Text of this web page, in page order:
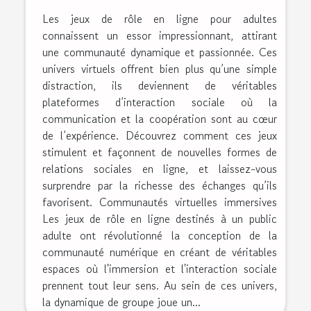
Les jeux de rôle en ligne pour adultes
connaissent un essor impressionnant, attirant
une communauté dynamique et passionnée. Ces
univers virtuels offrent bien plus qu’une simple
distraction, ils deviennent de véritables
plateformes d’interaction sociale où la
communication et la coopération sont au cœur
de l’expérience. Découvrez comment ces jeux
stimulent et façonnent de nouvelles formes de
relations sociales en ligne, et laissez-vous
surprendre par la richesse des échanges qu’ils
favorisent. Communautés virtuelles immersives
Les jeux de rôle en ligne destinés à un public
adulte ont révolutionné la conception de la
communauté numérique en créant de véritables
espaces où l'immersion et l'interaction sociale
prennent tout leur sens. Au sein de ces univers,
la dynamique de groupe joue un...